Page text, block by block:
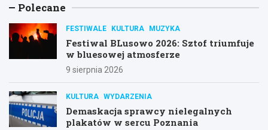
Polecane
FESTIWALE KULTURA MUZYKA
Festiwal BLusowo 2026: Sztof triumfuje
w bluesowej atmosferze
9 sierpnia 2026
KULTURA WYDARZENIA
Demaskacja sprawcy nielegalnych
plakatów w sercu Poznania